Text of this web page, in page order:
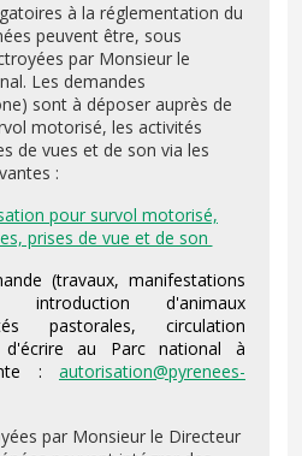
à la réglementation du
peuvent être, sous
par Monsieur le
Les demandes
sont à déposer auprès de
motorisé, les activités
de vues et de son via les
:
pour survol motorisé,
prises de vue et de son
(travaux, manifestations
introduction d'animaux
pastorales, circulation
au Parc national à
:
autorisation@pyrenees-
par Monsieur le Directeur